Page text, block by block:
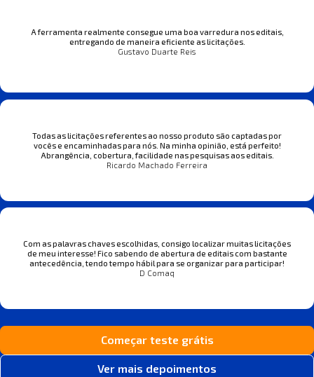
A ferramenta realmente consegue uma boa varredura nos editais,
entregando de maneira eficiente as licitações.
Gustavo Duarte Reis
Todas as licitações referentes ao nosso produto são captadas por
vocês e encaminhadas para nós. Na minha opinião, está perfeito!
Abrangência, cobertura, facilidade nas pesquisas aos editais.
Ricardo Machado Ferreira
Com as palavras chaves escolhidas, consigo localizar muitas licitações
de meu interesse! Fico sabendo de abertura de editais com bastante
antecedência, tendo tempo hábil para se organizar para participar!
D Comaq
Começar teste grátis
Ver mais depoimentos